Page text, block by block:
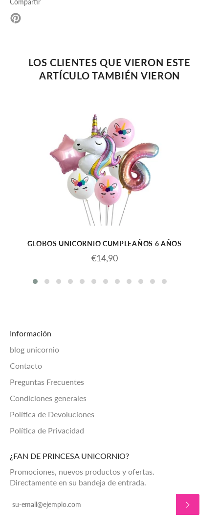
Compartir
LOS CLIENTES QUE VIERON ESTE
ARTÍCULO TAMBIÉN VIERON
GLOBOS UNICORNIO CUMPLEAÑOS 6 AÑOS
Precio
€14,90
Información
blog unicornio
Contacto
Preguntas Frecuentes
Condiciones generales
Política de Devoluciones
Política de Privacidad
¿FAN DE PRINCESA UNICORNIO?
Promociones, nuevos productos y ofertas.
Directamente en su bandeja de entrada.